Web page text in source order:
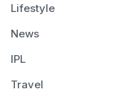
Lifestyle
News
IPL
Travel